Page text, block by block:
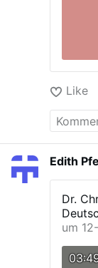
Like
Edith
Dr.
um